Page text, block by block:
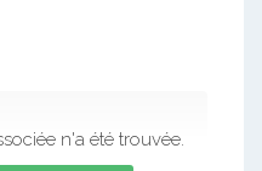
n'a été trouvée.